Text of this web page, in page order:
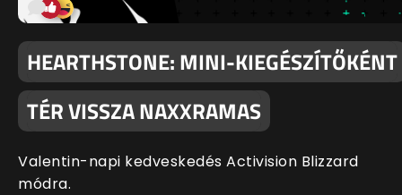
HEARTHSTONE: MINI-KIEGÉSZÍTŐKÉNT
TÉR VISSZA NAXXRAMAS
Valentin-napi kedveskedés Activision Blizzard
módra.